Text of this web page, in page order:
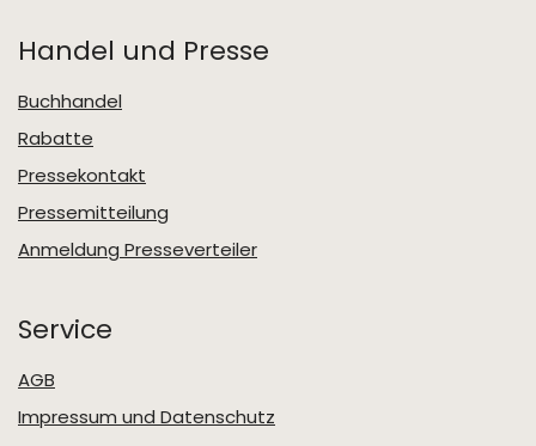
Handel und Presse
Buchhandel
Rabatte
Pressekontakt
Pressemitteilung
Anmeldung Presseverteiler
Service
AGB
Impressum und Datenschutz